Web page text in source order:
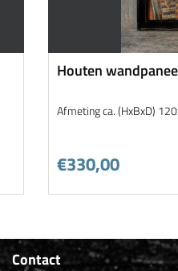
Houten
Afmeting ca. (HxBxD)
€330,00
Contact